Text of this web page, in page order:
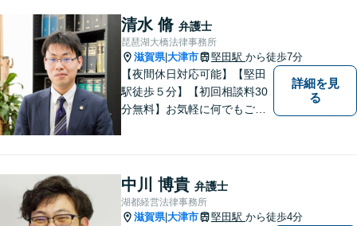
大規模事務所にはできないき
め細やかさが魅力。お気軽に
ご相談ください！
清水 脩 弁護士
琵琶湖大橋法律事務所
滋賀県|大津市 堅田駅 から徒歩7分
【夜間休日対応可能】【堅田
駅徒歩５分】【初回相談料30
分無料】お気軽に何でもご相
詳細を見
る
中川 博貴 弁護士
湖都経営法律事務所
滋賀県|大津市 堅田駅 から徒歩4分